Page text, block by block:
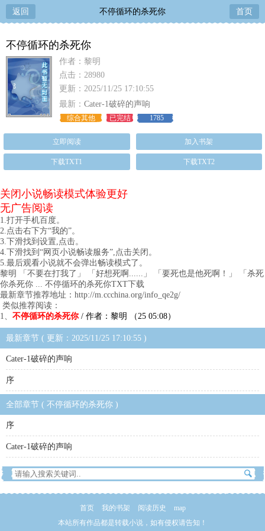
返回 不停循环的杀死你 首页
不停循环的杀死你
作者：黎明
点击：28980
更新：2025/11/25 17:10:55
最新： Cater-1破碎的声响
综合其他 已完结 1785
立即阅读 加入书架
下载TXT1 下载TXT2
关闭小说畅读模式体验更好
无广告阅读
1.打开手机百度。
2.点击右下方“我的”。
3.下滑找到设置,点击。
4.下滑找到“网页小说畅读服务”,点击关闭。
5.最后观看小说就不会弹出畅读模式了。
黎明 「不要在打我了」 「好想死啊......」 「要死也是他死啊！」 「杀死
你杀死你 ... 不停循环的杀死你TXT下载
最新章节推荐地址：http://m.ccchina.org/info_qe2g/
类似推荐阅读：
1、 不停循环的杀死你/ 作者：黎明 （25 05:08）
最新章节 ( 更新：2025/11/25 17:10:55 )
Cater-1破碎的声响
序
全部章节 ( 不停循环的杀死你 )
序
Cater-1破碎的声响
首页 我的书架 阅读历史
map
本站所有作品都是转载小说，如有侵权请告知！